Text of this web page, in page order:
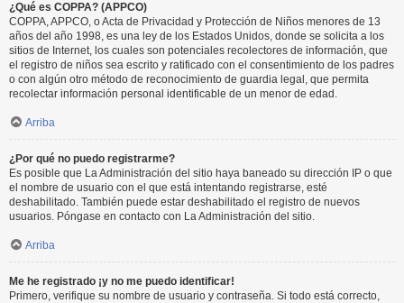
¿Qué es COPPA? (APPCO)
COPPA, APPCO, o Acta de Privacidad y Protección de Niños menores de 13
años del año 1998, es una ley de los Estados Unidos, donde se solicita a los
sitios de Internet, los cuales son potenciales recolectores de información, que
el registro de niños sea escrito y ratificado con el consentimiento de los padres
o con algún otro método de reconocimiento de guardia legal, que permita
recolectar información personal identificable de un menor de edad.
Arriba
¿Por qué no puedo registrarme?
Es posible que La Administración del sitio haya baneado su dirección IP o que
el nombre de usuario con el que está intentando registrarse, esté
deshabilitado. También puede estar deshabilitado el registro de nuevos
usuarios. Póngase en contacto con La Administración del sitio.
Arriba
Me he registrado ¡y no me puedo identificar!
Primero, verifique su nombre de usuario y contraseña. Si todo está correcto,